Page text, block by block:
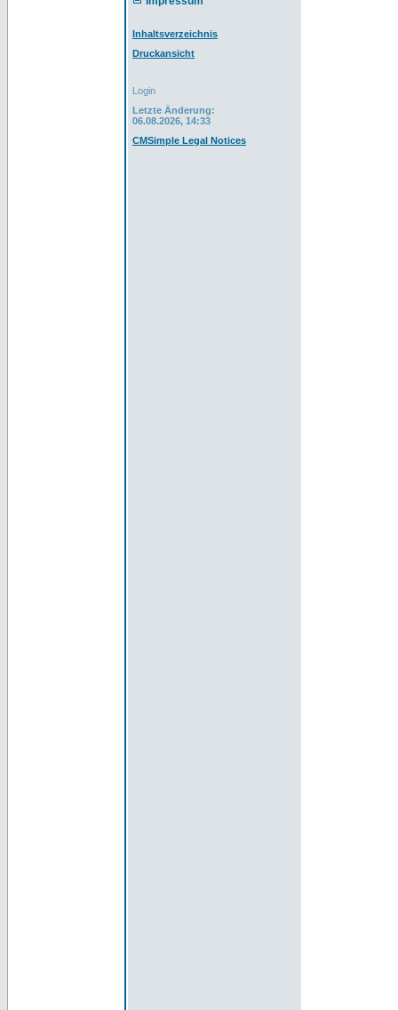
Inhaltsverzeichnis
Druckansicht
Login
Letzte Änderung:
06.08.2026, 14:33
CMSimple Legal Notices